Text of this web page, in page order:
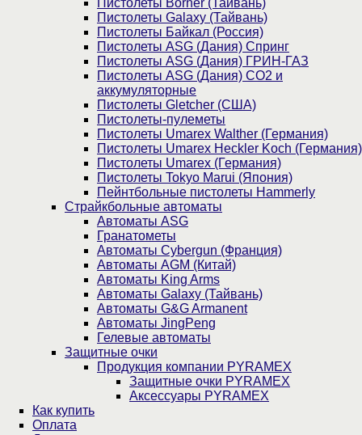
Пистолеты Borner (Тайвань)
Пистолеты Galaxy (Тайвань)
Пистолеты Байкал (Россия)
Пистолеты ASG (Дания) Спринг
Пистолеты ASG (Дания) ГРИН-ГАЗ
Пистолеты ASG (Дания) CO2 и
аккумуляторные
Пистолеты Gletcher (США)
Пистолеты-пулеметы
Пистолеты Umarex Walther (Германия)
Пистолеты Umarex Heckler Koch (Германия)
Пистолеты Umarex (Германия)
Пистолеты Tokyo Marui (Япония)
Пейнтбольные пистолеты Hammerly
Страйкбольные автоматы
Автоматы ASG
Гранатометы
Автоматы Cybergun (Франция)
Автоматы AGM (Китай)
Автоматы King Arms
Автоматы Galaxy (Тайвань)
Автоматы G&G Armanent
Автоматы JingPeng
Гелевые автоматы
Защитные очки
Продукция компании PYRAMEX
Защитные очки PYRAMEX
Аксессуары PYRAMEX
Как купить
Оплата